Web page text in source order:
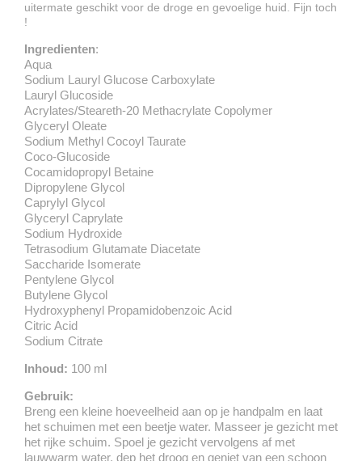
uitermate geschikt voor de droge en gevoelige huid. Fijn toch
!
Ingredienten:
Aqua
Sodium Lauryl Glucose Carboxylate
Lauryl Glucoside
Acrylates/Steareth-20 Methacrylate Copolymer
Glyceryl Oleate
Sodium Methyl Cocoyl Taurate
Coco-Glucoside
Cocamidopropyl Betaine
Dipropylene Glycol
Caprylyl Glycol
Glyceryl Caprylate
Sodium Hydroxide
Tetrasodium Glutamate Diacetate
Saccharide Isomerate
Pentylene Glycol
Butylene Glycol
Hydroxyphenyl Propamidobenzoic Acid
Citric Acid
Sodium Citrate
Inhoud: 100 ml
Gebruik:
Breng een kleine hoeveelheid aan op je handpalm en laat
het schuimen met een beetje water. Masseer je gezicht met
het rijke schuim. Spoel je gezicht vervolgens af met
lauwwarm water, dep het droog en geniet van een schoon